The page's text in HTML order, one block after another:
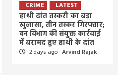
CRIME
LATEST
हाथी दांत तस्करी का बड़ा
खुलासा, तीन तस्कर गिरफ्तार;
वन विभाग की संयुक्त कार्रवाई
में बरामद हुए हाथी के दांत
2 days ago Arvind Rajak